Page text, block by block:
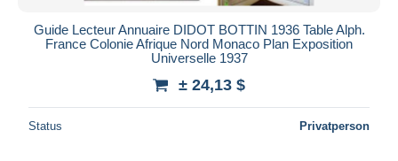
Guide Lecteur Annuaire DIDOT BOTTIN 1936 Table Alph.
France Colonie Afrique Nord Monaco Plan Exposition
Universelle 1937
± 24,13 $
Status Privatperson